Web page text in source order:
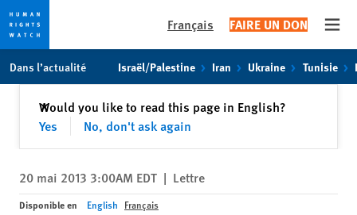
toto
content
Français FAIRE UN DON
Dans l’actualité Israël/Palestine Iran Ukraine Tunisie
Would you like to read this page in English?
Yes
No, don't ask again
✕Fermer
20 mai 2013 3:00AM EDT | Lettre
Disponible en English Français